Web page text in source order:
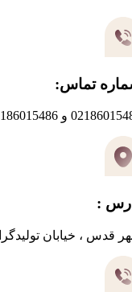
تماس:
و 02186015486
:
قدس ، خیابان